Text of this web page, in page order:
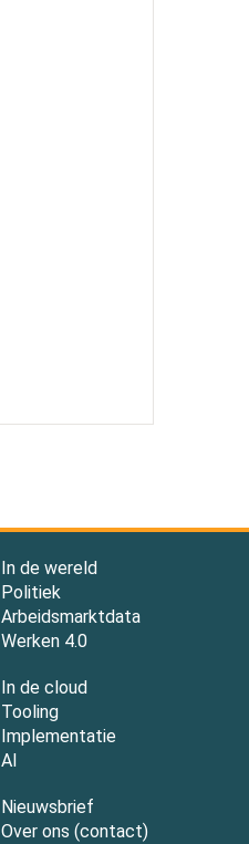
In de wereld
Politiek
Arbeidsmarktdata
Werken 4.0
In de cloud
Tooling
Implementatie
AI
Nieuwsbrief
Over ons (contact)